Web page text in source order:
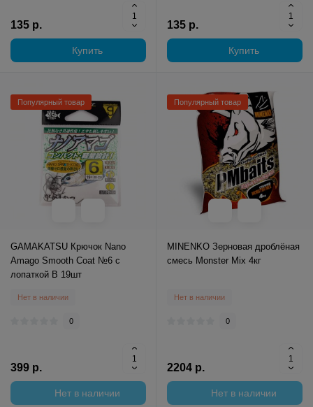
135 р.
Купить
135 р.
Купить
Популярный товар
GAMAKATSU Крючок Nano
Amago Smooth Coat №6 с
лопаткой B 19шт
Нет в наличии
0
399 р.
Нет в наличии
Популярный товар
MINENKO Зерновая дроблёная
смесь Monster Mix 4кг
Нет в наличии
0
2204 р.
Нет в наличии